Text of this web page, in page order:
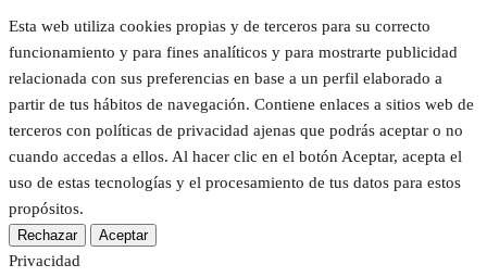
Esta web utiliza cookies propias y de terceros para su correcto
funcionamiento y para fines analíticos y para mostrarte publicidad
relacionada con sus preferencias en base a un perfil elaborado a
partir de tus hábitos de navegación. Contiene enlaces a sitios web de
terceros con políticas de privacidad ajenas que podrás aceptar o no
cuando accedas a ellos. Al hacer clic en el botón Aceptar, acepta el
uso de estas tecnologías y el procesamiento de tus datos para estos
propósitos.
Rechazar Aceptar
Privacidad